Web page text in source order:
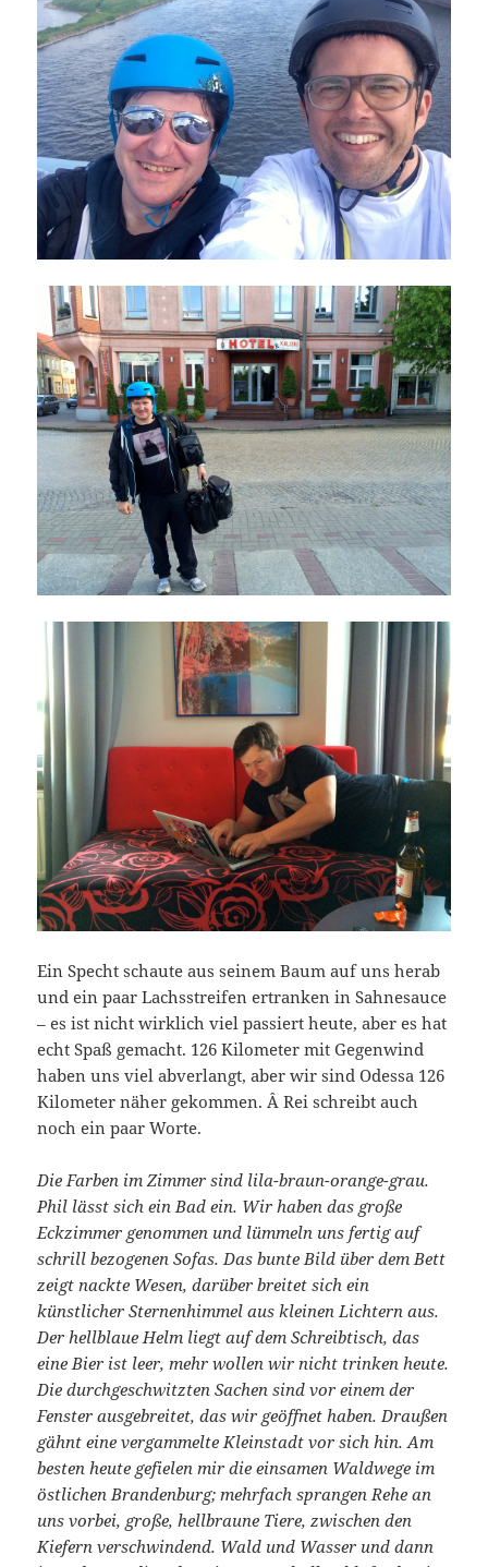
Ein Specht schaute aus seinem Baum auf uns herab
und ein paar Lachsstreifen ertranken in Sahnesauce
– es ist nicht wirklich viel passiert heute, aber es hat
echt Spaß gemacht. 126 Kilometer mit Gegenwind
haben uns viel abverlangt, aber wir sind Odessa 126
Kilometer näher gekommen. Â Rei schreibt auch
noch ein paar Worte.
Die Farben im Zimmer sind lila-braun-orange-grau.
Phil lässt sich ein Bad ein. Wir haben das große
Eckzimmer genommen und lümmeln uns fertig auf
schrill bezogenen Sofas. Das bunte Bild über dem Bett
zeigt nackte Wesen, darüber breitet sich ein
künstlicher Sternenhimmel aus kleinen Lichtern aus.
Der hellblaue Helm liegt auf dem Schreibtisch, das
eine Bier ist leer, mehr wollen wir nicht trinken heute.
Die durchgeschwitzten Sachen sind vor einem der
Fenster ausgebreitet, das wir geöffnet haben. Draußen
gähnt eine vergammelte Kleinstadt vor sich hin. Am
besten heute gefielen mir die einsamen Waldwege im
östlichen Brandenburg; mehrfach sprangen Rehe an
uns vorbei, große, hellbraune Tiere, zwischen den
Kiefern verschwindend. Wald und Wasser und dann